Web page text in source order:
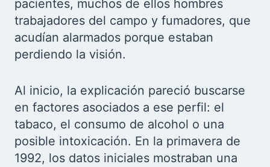
pacientes, muchos de ellos hombres
trabajadores del campo y fumadores, que
acudían alarmados porque estaban
perdiendo la visión.
Al inicio, la explicación pareció buscarse
en factores asociados a ese perfil: el
tabaco, el consumo de alcohol o una
posible intoxicación. En la primavera de
1992, los datos iniciales mostraban una